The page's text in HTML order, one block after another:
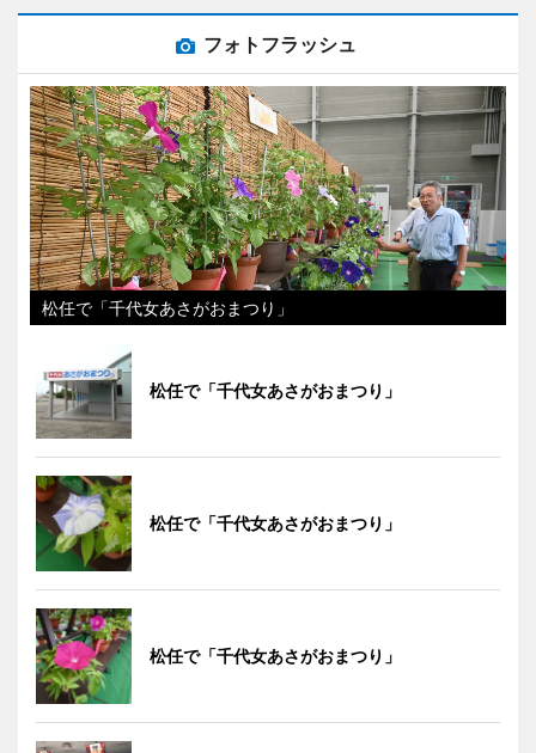
フォトフラッシュ
松任で「千代女あさがおまつり」
松任で「千代女あさがおまつり」
松任で「千代女あさがおまつり」
松任で「千代女あさがおまつり」